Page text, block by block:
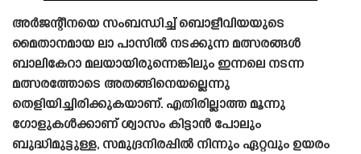
അർജന്റീനയെ സംബന്ധിച്ച് ബൊളീവിയയുടെ
മൈതാനമായ ലാ പാസിൽ നടക്കുന്ന മത്സരങ്ങൾ
ബാലികേറാ മലയായിരുന്നെങ്കിലും ഇന്നലെ നടന്ന
മത്സരത്തോടെ അതങ്ങിനെയല്ലെന്നു
തെളിയിച്ചിരിക്കുകയാണ്. എതിരില്ലാത്ത മൂന്നു
ഗോളുകൾക്കാണ് ശ്വാസം കിട്ടാൻ പോലും
ബുദ്ധിമുട്ടുള്ള, സമുദ്രനിരപ്പിൽ നിന്നും ഏറ്റവും ഉയരം